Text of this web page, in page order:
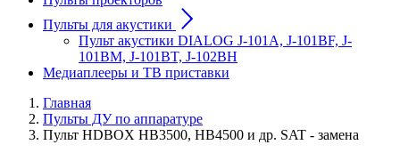
Пульты для акустики
Пульт акустики DIALOG J-101A, J-101BF, J-
101BM, J-101BT, J-102BH
Медиаплееры и ТВ приставки
Главная
Пульты ДУ по аппаратуре
Пульт HDBOX HB3500, HB4500 и др. SAT - замена